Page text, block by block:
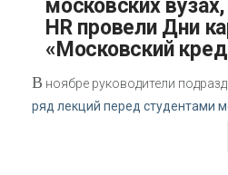
московских
HR провели Дни
«Московский
В ноябре руководители
ряд лекций перед студентами